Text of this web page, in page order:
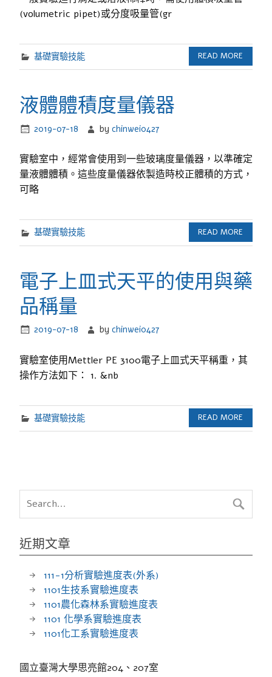
(volumetric pipet)或分度吸量管(gr
基礎實驗技能 READ MORE
液體體積度量儀器
2019-07-18 bychinwei0427
實驗室中，經常會使用到一些玻璃度量儀器，以準確定
量液體體積。這些度量儀器依製造時校正體積的方式，
可略
基礎實驗技能 READ MORE
電子上皿式天平的使用與藥
品稱量
2019-07-18 bychinwei0427
實驗室使用Mettler PE 3100電子上皿式天平稱重，其
操作方法如下： 1. &nb
基礎實驗技能 READ MORE
近期文章
111-1分析實驗進度表(外系)
1101生技系實驗進度表
1101農化森林系實驗進度表
1101 化學系實驗進度表
1101化工系實驗進度表
國立臺灣大學思亮館204、207室